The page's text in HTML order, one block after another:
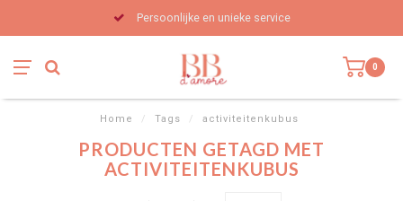
Persoonlijke en unieke service
0
Home / Tags / activiteitenkubus
PRODUCTEN GETAGD MET
ACTIVITEITENKUBUS